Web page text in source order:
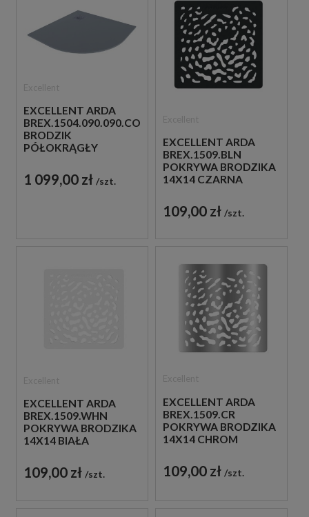
EXCELLENT ARDA
BREX.1504.090.090.CON
BRODZIK
PÓŁOKRĄGŁY
1 099,00 zł szt.
EXCELLENT ARDA
BREX.1509.BLN
POKRYWA BRODZIKA
14X14 CZARNA
109,00 zł szt.
EXCELLENT ARDA
BREX.1509.WHN
POKRYWA BRODZIKA
14X14 BIAŁA
109,00 zł szt.
EXCELLENT ARDA
BREX.1509.CR
POKRYWA BRODZIKA
14X14 CHROM
109,00 zł szt.